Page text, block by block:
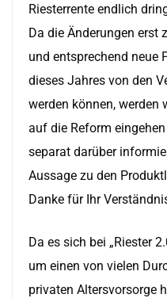
Riesterrente endlich
Da die Änderungen erst
und entsprechend neue
dieses Jahres von den
werden können, werden
auf die Reform
separat darüber
Aussage zu den
Danke für Ihr
Da es sich bei „Riester
um einen von vielen
privaten Altersvorsorge